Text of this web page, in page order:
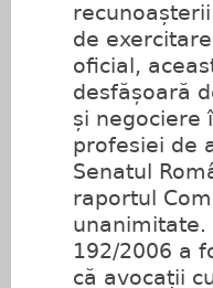
de
oficial,
desfășoară
și negociere
profesiei de
Senatul
raportul
unanimitate.
192/2006 a
că avocații